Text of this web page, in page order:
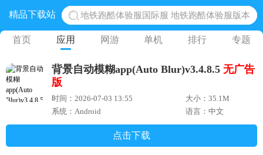
精品下载站
地铁跑酷体验服国际服 地铁跑酷体验服版本
网易光遇手游正版 点亮星空共庆周年
蛋仔派对下载 蛋仔派对体验服
首页 应用 网游 单机 排行 专题
背景自动模糊app(Auto Blur)v3.4.8.5 无广告
版
时间：2026-07-03 13:55
大小：35.1M
系统：Android
语言：中文
点击下载